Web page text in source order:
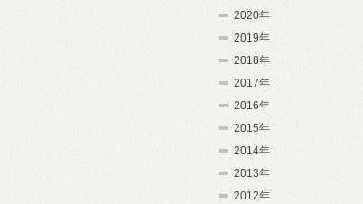
2020年
2019年
2018年
2017年
2016年
2015年
2014年
2013年
2012年